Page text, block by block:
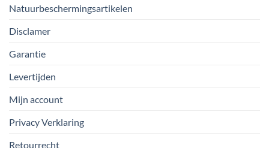
Natuurbeschermingsartikelen
Disclamer
Garantie
Levertijden
Mijn account
Privacy Verklaring
Retourrecht